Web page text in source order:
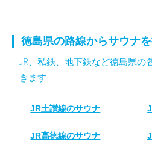
徳島県の路線からサウナ
JR、私鉄、地下鉄など徳島県の
きます
JR土讃線のサウナ
JR高徳線のサウナ